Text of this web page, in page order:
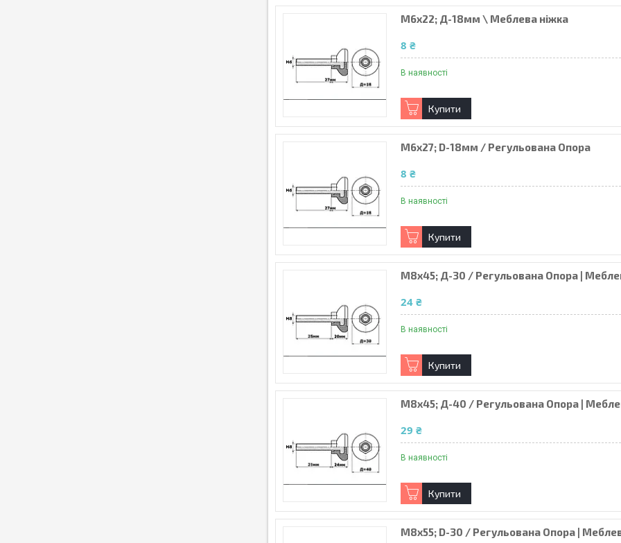
М6х22; Д-18мм \ Меблева ніжка
8 ₴
В наявності
Купити
М6х27; D-18мм / Регульована Опора
8 ₴
В наявності
Купити
М8х45; Д-30 / Регульована Опора |
24 ₴
В наявності
Купити
М8х45; Д-40 / Регульована Опора |
29 ₴
В наявності
Купити
М8х55; D-30 / Регульована Опора |